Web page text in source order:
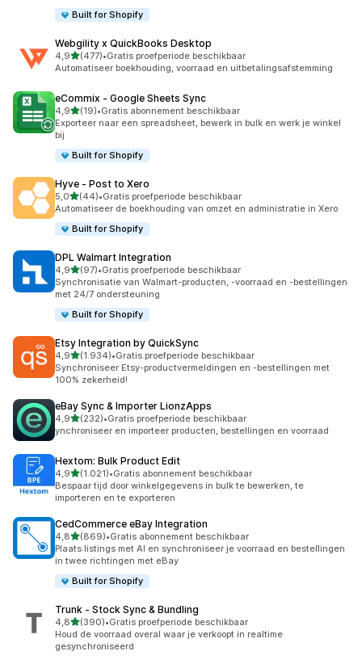
Built for Shopify
Webgility x QuickBooks Desktop
4,9van 5 sterren
(477)
477 recensies in totaal
•Gratis proefperiode beschikbaar
Automatiseer boekhouding, voorraad en uitbetalingsafstemming
eCommix ‑ Google Sheets Sync
4,9van 5 sterren
(19)
19 recensies in totaal
•Gratis abonnement beschikbaar
Exporteer naar een spreadsheet, bewerk in bulk en werk je winkel
bij
Built for Shopify
Hyve ‑ Post to Xero
5,0van 5 sterren
(44)
44 recensies in totaal
•Gratis proefperiode beschikbaar
Automatiseer de boekhouding van omzet en administratie in Xero
Built for Shopify
DPL Walmart Integration
4,9van 5 sterren
(97)
97 recensies in totaal
•Gratis proefperiode beschikbaar
Synchronisatie van Walmart-producten, -voorraad en -bestellingen
met 24/7 ondersteuning
Built for Shopify
Etsy Integration by QuickSync
4,9van 5 sterren
(1.934)
1934 recensies in totaal
•Gratis proefperiode beschikbaar
Synchroniseer Etsy-productvermeldingen en -bestellingen met
100% zekerheid!
eBay Sync & Importer LionzApps
4,9van 5 sterren
(232)
232 recensies in totaal
•Gratis proefperiode beschikbaar
ynchroniseer en importeer producten, bestellingen en voorraad
Hextom: Bulk Product Edit
4,9van 5 sterren
(1.021)
1021 recensies in totaal
•Gratis abonnement beschikbaar
Bespaar tijd door winkelgegevens in bulk te bewerken, te
importeren en te exporteren
CedCommerce eBay Integration
4,8van 5 sterren
(869)
869 recensies in totaal
•Gratis abonnement beschikbaar
Plaats listings met AI en synchroniseer je voorraad en bestellingen
in twee richtingen met eBay
Built for Shopify
Trunk ‑ Stock Sync & Bundling
4,8van 5 sterren
(390)
390 recensies in totaal
•Gratis proefperiode beschikbaar
Houd de voorraad overal waar je verkoopt in realtime
gesynchroniseerd